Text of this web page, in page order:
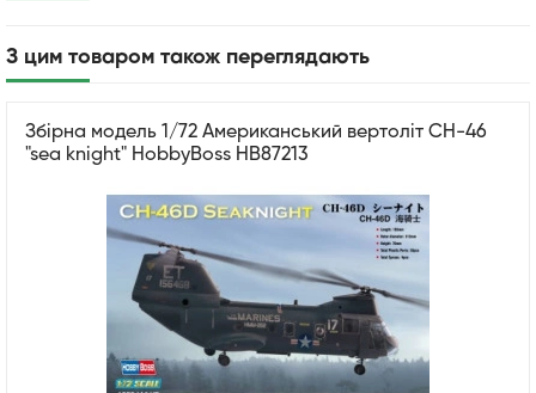
З цим товаром також переглядають
Збірна модель 1/72 Американський вертоліт CH-46
"sea knight" HobbyBoss HB87213